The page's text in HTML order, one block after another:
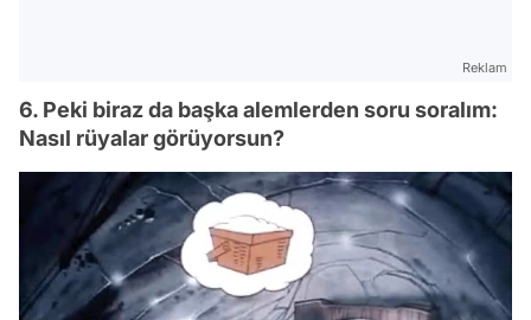
Reklam
6. Peki biraz da başka alemlerden soru soralım:
Nasıl rüyalar görüyorsun?